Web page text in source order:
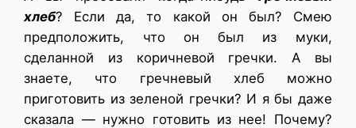
хлеб? Если да, то какой он был? Смею
предположить, что он был из муки,
сделанной из коричневой гречки. А вы
знаете, что гречневый хлеб можно
приготовить из зеленой гречки? И я бы даже
сказала — нужно готовить из нее! Почему?